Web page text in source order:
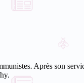
Après son